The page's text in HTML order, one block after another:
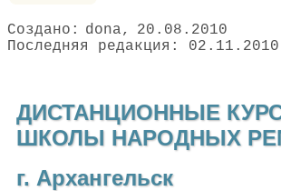
dona
20.08.2010
02.11.2010
ДИСТАНЦИОННЫЕ
ШКОЛЫ НАРОДНЫХ
г. Архангельск